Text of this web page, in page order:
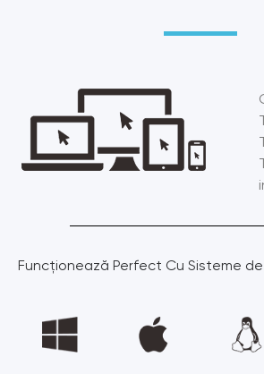
Funcționează Perfect Cu Sisteme